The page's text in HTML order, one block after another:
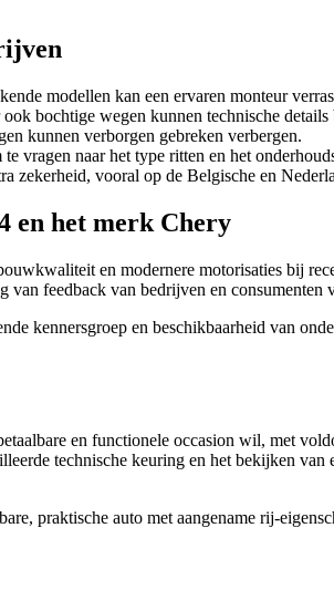
modellen kan een ervaren monteur
ook bochtige wegen kunnen technische
kunnen verborgen gebreken verbergen.
vragen naar het type ritten en het
zekerheid, vooral op de Belgische en
en het merk Chery
en modernere motorisaties bij
feedback van bedrijven en consumenten
kennersgroep en beschikbaarheid van
en functionele occasion wil, met
technische keuring en het bekijken
praktische auto met aangename rij-